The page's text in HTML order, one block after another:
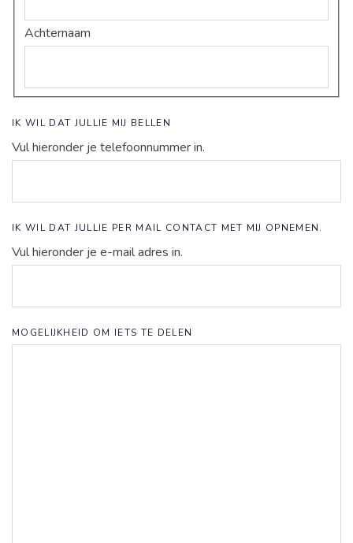
Achternaam
IK WIL DAT JULLIE MIJ BELLEN
Vul hieronder je telefoonnummer in.
IK WIL DAT JULLIE PER MAIL CONTACT MET MIJ OPNEMEN.
Vul hieronder je e-mail adres in.
MOGELIJKHEID OM IETS TE DELEN